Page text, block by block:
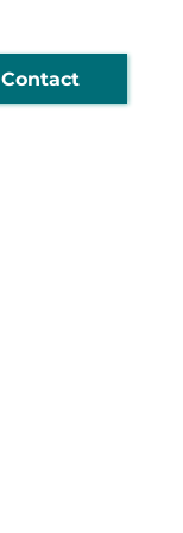
Contact